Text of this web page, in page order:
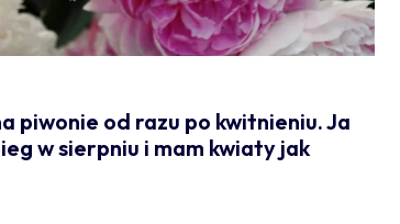
piwonie od razu po kwitnieniu. Ja
w sierpniu i mam kwiaty jak